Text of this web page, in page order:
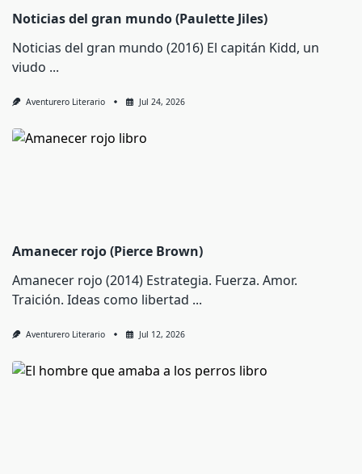
Noticias del gran mundo (Paulette Jiles)
Noticias del gran mundo (2016) El capitán Kidd, un
viudo ...
Aventurero Literario Jul 24, 2026
Amanecer rojo (Pierce Brown)
Amanecer rojo (2014) Estrategia. Fuerza. Amor.
Traición. Ideas como libertad ...
Aventurero Literario Jul 12, 2026